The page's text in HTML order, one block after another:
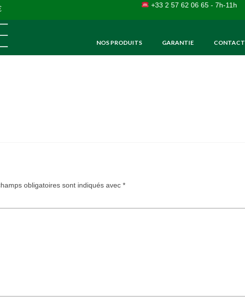
+33 2 57 62 06 65 - 7h-11h
NOS PRODUITS GARANTIE CONTACT
obligatoires sont indiqués avec *